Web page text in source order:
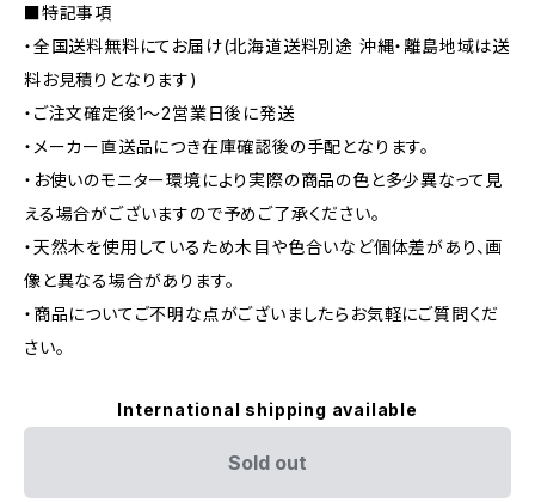
■特記事項
・全国送料無料にてお届け(北海道送料別途 沖縄・離島地域は送
料お見積りとなります)
・ご注文確定後1〜2営業日後に発送
・メーカー直送品につき在庫確認後の手配となります。
・お使いのモニター環境により実際の商品の色と多少異なって見
える場合がございますので予めご了承ください。
・天然木を使用しているため木目や色合いなど個体差があり、画
像と異なる場合があります。
・商品についてご不明な点がございましたらお気軽にご質問くだ
さい。
International shipping available
Sold out